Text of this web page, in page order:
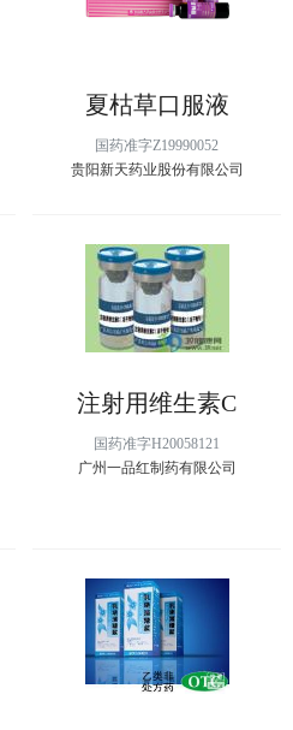
夏枯草口服液
国药准字Z19990052
贵阳新天药业股份有限公司
注射用维生素C
国药准字H20058121
广州一品红制药有限公司